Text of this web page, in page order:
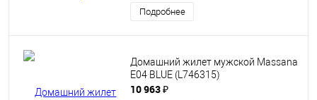
Подробнее
Домашний жилет мужской Massana
Е04 BLUE (L746315)
10 963 ₽